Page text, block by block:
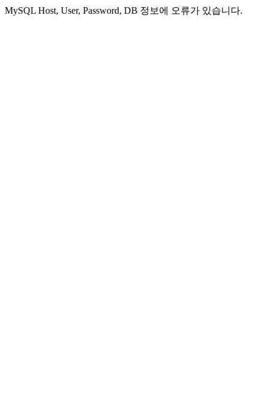
MySQL Host, User, Password, DB 정보에 오류가 있습니다.